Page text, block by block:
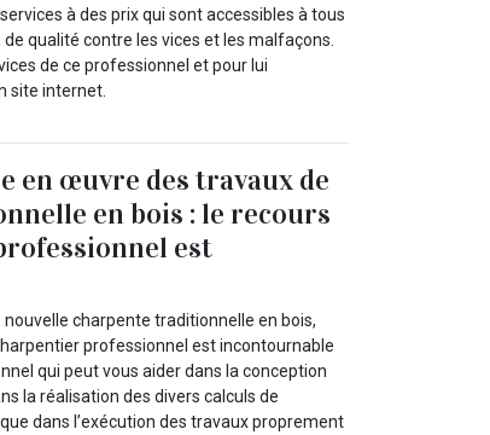
à des prix qui sont accessibles à tous
qualité contre les vices et les malfaçons.
de ce professionnel et pour lui
site internet.
en œuvre des travaux de
en bois : le recours
est
charpente traditionnelle en bois,
professionnel est incontournable
qui peut vous aider dans la conception
la réalisation des divers calculs de
dans l’exécution des travaux proprement